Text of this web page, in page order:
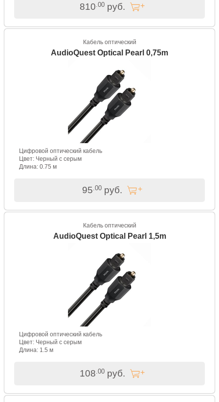
810 .00руб.
Кабель оптический
AudioQuest Optical Pearl 0,75m
Цифровой оптический кабель
Цвет: Черный с серым
Длина: 0.75 м
95 .00 руб.
Кабель оптический
AudioQuest Optical Pearl 1,5m
Цифровой оптический кабель
Цвет: Черный с серым
Длина: 1.5 м
108 .00руб.